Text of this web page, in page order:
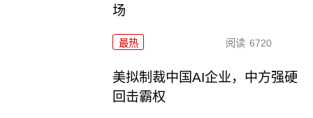
场
最热 阅读 6720
美拟制裁中国AI企业，中方强硬
回击霸权